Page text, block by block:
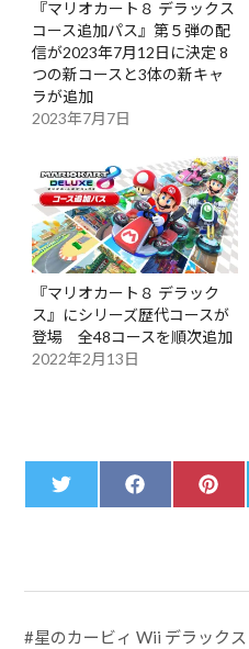
『マリオカート８ デラックス
コース追加パス』第５弾の配
信が2023年7月12日に決定 8
つの新コースと3体の新キャ
ラが追加
2023年7月7日
『マリオカート８ デラック
ス』にシリーズ歴代コースが
登場 全48コースを順次追加
2022年2月13日
Share
on
w
r
Share
on
F
a
o
Share
on
P
i
e
#星のカービィ Wii デラックス